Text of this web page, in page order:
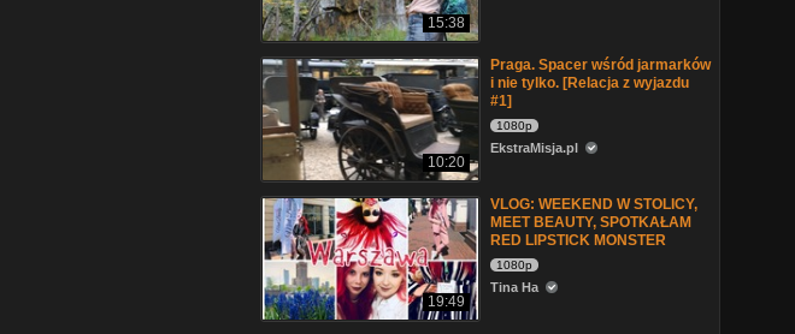
15:38
10:20
Praga. Spacer wśród jarmarków
i nie tylko. [Relacja z wyjazdu
#1]
1080p
EkstraMisja.pl
19:49
VLOG: WEEKEND W STOLICY,
MEET BEAUTY, SPOTKAŁAM
RED LIPSTICK MONSTER
1080p
Tina Ha